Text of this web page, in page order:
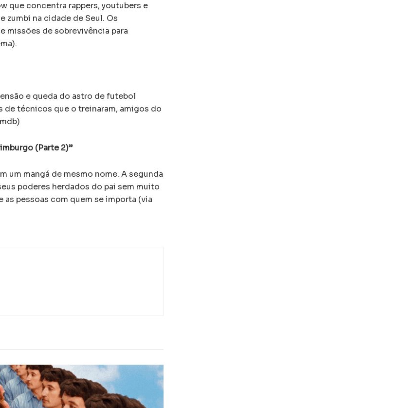
que concentra rappers, youtubers e
zumbi na cidade de Seul. Os
missões de sobrevivência para
e queda do astro de futebol
de técnicos que o treinaram, amigos do
(Parte 2)”
um mangá de mesmo nome. A segunda
poderes herdados do pai sem muito
pessoas com quem se importa (via